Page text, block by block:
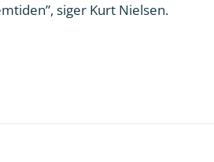
siger Kurt Nielsen.